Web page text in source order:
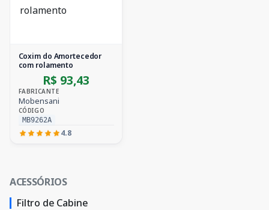
Coxim do Amortecedor
com rolamento
R$ 93,43
FABRICANTE
Mobensani
CÓDIGO
MB9262A
4.8
ACESSÓRIOS
Filtro de Cabine